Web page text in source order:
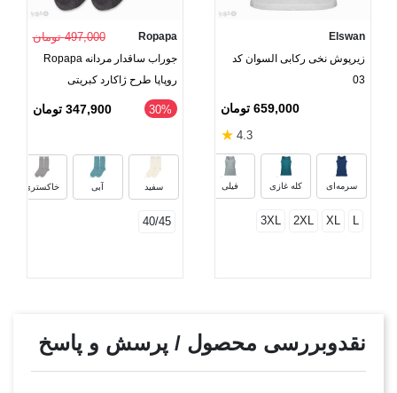
Elswan
زیرپوش نخی رکابی السوان کد
03
659,000 تومان
4.3
★
سرمه‌ای کله غازی فیلی
خاکستری ملانژ
L
XL
2XL
3XL
Ropapa 497,000 تومان
جوراب ساقدار مردانه Ropapa
روپاپا طرح ژاکارد کبریتی
‎30% 347,900 تومان
سفید آبی خاکستری
40/45
نقدوبررسی محصول / پرسش و پاسخ